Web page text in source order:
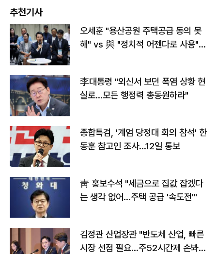
추천기사
오세훈 "용산공원 주택공급 동의 못
해" vs 與 "정치적 어젠다로 사용"
李대통령 "외신서 보던 폭염 상황 현
실로…모든 행정력 총동원하라"
종합특검, '계엄 당정대 회의 참석' 한
동훈 참고인 조사...12일 통보
靑 홍보수석 "세금으로 집값 잡겠다
는 생각 없어…주택 공급 '속도전'"
김정관 산업장관 "반도체 산업, 빠른
시장 선점 필요…주52시간제 손봐